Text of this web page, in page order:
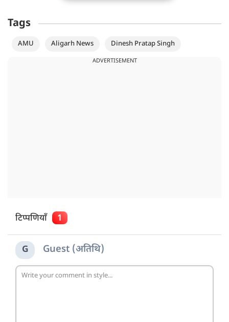
Tags
AMU Aligarh News Dinesh Pratap Singh
ADVERTISEMENT
टिप्पणियाँ 1
G Guest (अतिथि)